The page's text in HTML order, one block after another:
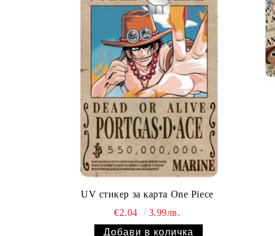
UV стикер за карта One Piece
€2.04
3.99лв.